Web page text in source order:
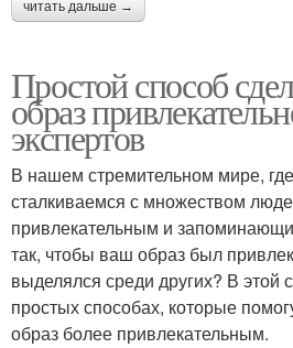
читать дальше →
Простой способ
образ
экспертов
В нашем стремительном мире,
сталкиваемся с множеством
привлекательным и
так, чтобы ваш образ был
выделялся среди других? В этой
простых способах, которые
образ более привлекательным.